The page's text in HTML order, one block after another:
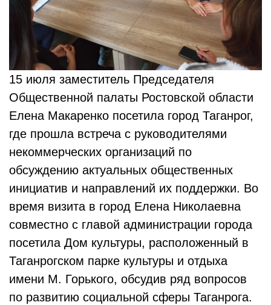
15 июля заместитель Председателя
Общественной палаты Ростовской области
Елена Макаренко посетила город Таганрог,
где прошла встреча с руководителями
некоммерческих организаций по
обсуждению актуальных общественных
инициатив и направлений их поддержки. Во
время визита в город Елена Николаевна
совместно с главой администрации города
посетила Дом культуры, расположенный в
Таганрогском парке культуры и отдыха
имени М. Горького, обсудив ряд вопросов
по развитию социальной сферы Таганрога.